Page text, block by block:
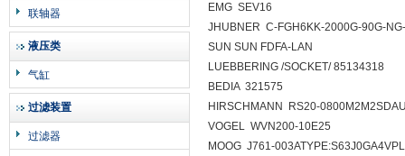
联轴器
液压类
气缸
过滤装置
过滤器
EMG SEV16
JHUBNER C-FGH6KK-2000G-90G-
SUN SUN FDFA-LAN
LUEBBERING /SOCKET/ 85134318
BEDIA 321575
HIRSCHMANN RS20-
VOGEL WVN200-10E25
MOOG J761-003ATYPE:S63J0GA4VPL